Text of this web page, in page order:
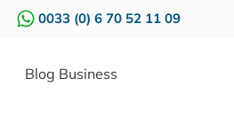
0033 (0) 6 70 52 11 09
Blog Business